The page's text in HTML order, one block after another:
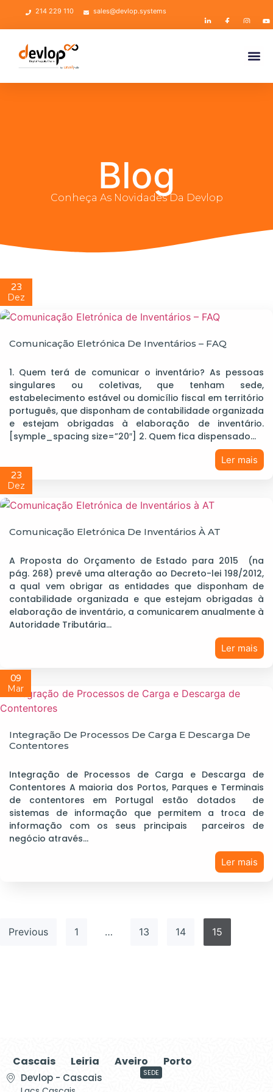
214 229 110 sales@devlop.systems
Blog
Conheça As Novidades Da Devlop
23
Dez
Comunicação Eletrónica De Inventários – FAQ
1. Quem terá de comunicar o inventário? As pessoas
singulares ou coletivas, que tenham sede,
estabelecimento estável ou domicílio fiscal em território
português, que disponham de contabilidade organizada
e estejam obrigadas à elaboração de inventário.
[symple_spacing size=”20″] 2. Quem fica dispensado…
Ler mais
23
Dez
Comunicação Eletrónica De Inventários À AT
A Proposta do Orçamento de Estado para 2015 (na
pág. 268) prevê uma alteração ao Decreto-lei 198/2012,
a qual vem obrigar as entidades que disponham de
contabilidade organizada e que estejam obrigadas à
elaboração de inventário, a comunicarem anualmente à
Autoridade Tributária…
Ler mais
09
Mar
Integração De Processos De Carga E Descarga De
Contentores
Integração de Processos de Carga e Descarga de
Contentores A maioria dos Portos, Parques e Terminais
de contentores em Portugal estão dotados de
sistemas de informação que permitem a troca de
informação com os seus principais parceiros de
negócio através…
Ler mais
Previous 1 … 13 14 15
Cascais Leiria Aveiro Porto
Devlop - Cascais SEDE